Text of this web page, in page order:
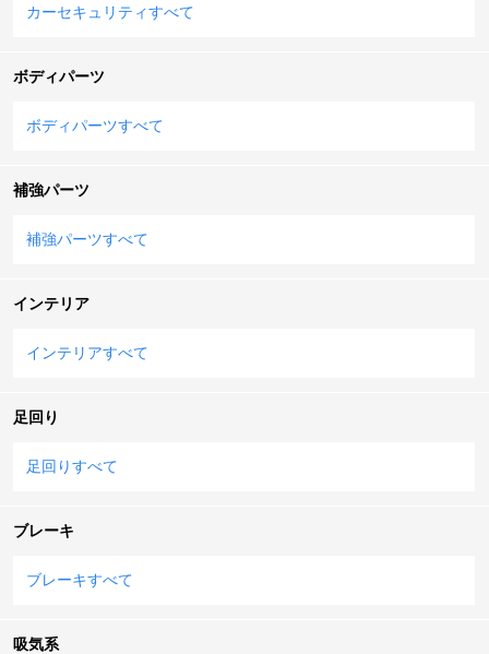
カーセキュリティすべて
ボディパーツ
ボディパーツすべて
補強パーツ
補強パーツすべて
インテリア
インテリアすべて
足回り
足回りすべて
ブレーキ
ブレーキすべて
吸気系